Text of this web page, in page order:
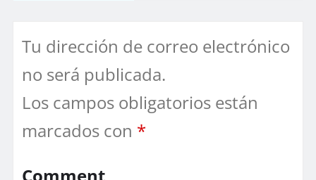
Tu dirección de correo electrónico
no será publicada.
Los campos obligatorios están
marcados con *